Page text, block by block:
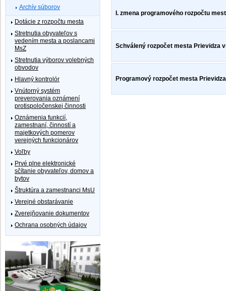
I. zmena programového rozpočtu
Schválený rozpočet mesta Prievidza
Programový rozpočet mesta
Archív súborov
Dotácie z rozpočtu mesta
Stretnutia obyvateľov s
vedením mesta a poslancami
MsZ
Stretnutia výborov volebných
obvodov
Hlavný kontrolór
Vnútorný systém
preverovania oznámení
protispoločenskej činnosti
Oznámenia funkcií,
zamestnaní, činností a
majetkových pomerov
verejných funkcionárov
Voľby
Prvé plne elektronické
sčítanie obyvateľov, domov a
bytov
Štruktúra a zamestnanci MsU
Verejné obstarávanie
Zverejňovanie dokumentov
Ochrana osobných údajov